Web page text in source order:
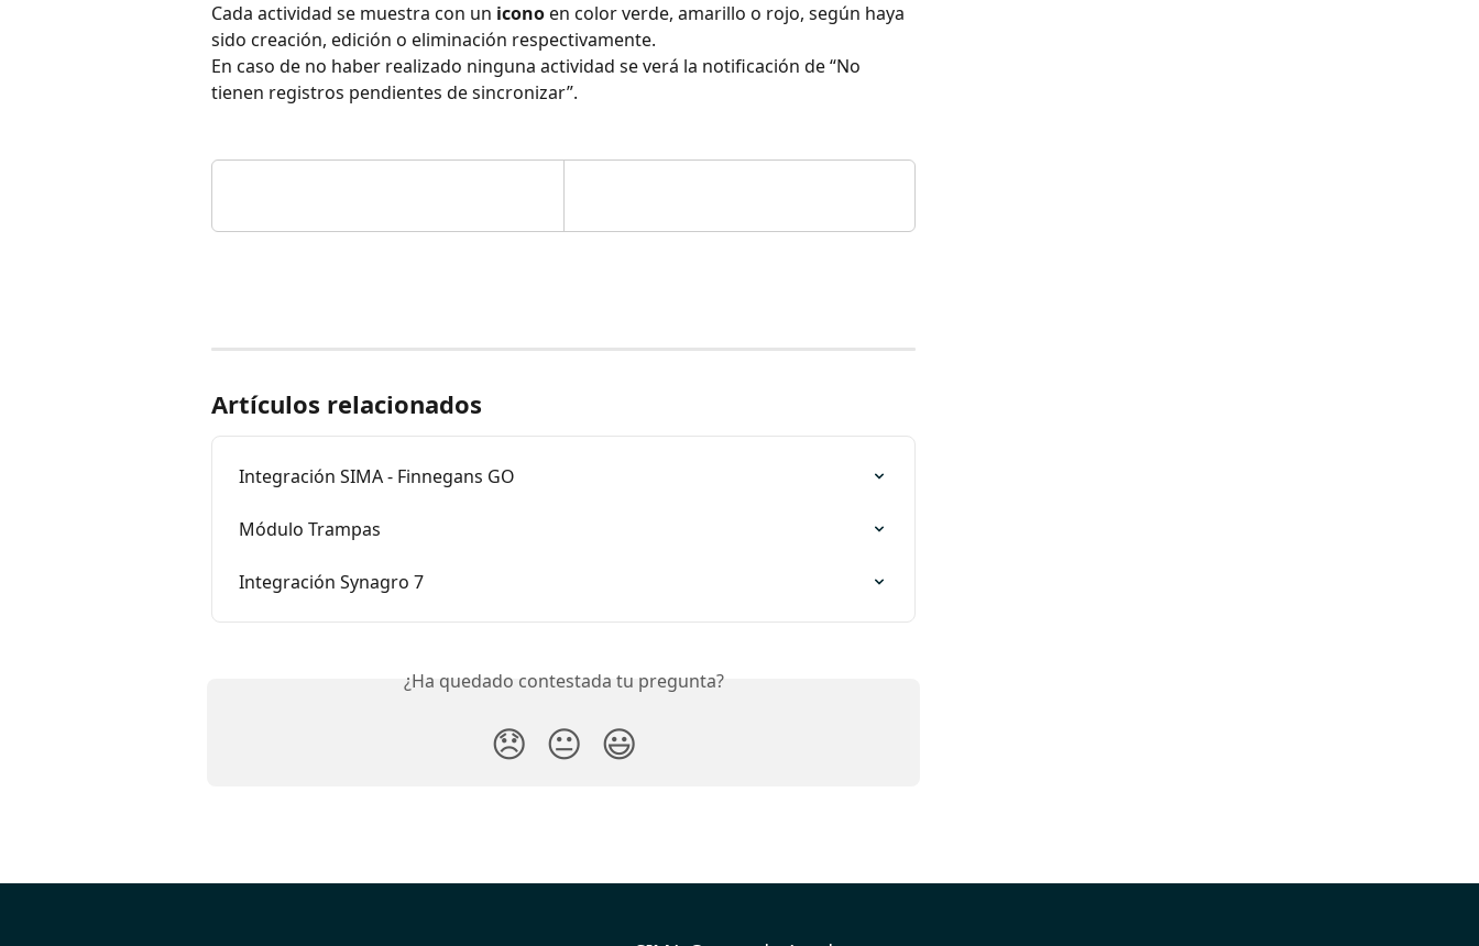
Cada actividad se muestra con un icono en color verde, amarillo o rojo, según haya
sido creación, edición o eliminación respectivamente.
En caso de no haber realizado ninguna actividad se verá la notificación de “No
tienen registros pendientes de sincronizar”.
Artículos relacionados
Integración SIMA - Finnegans GO
Módulo Trampas
Integración Synagro 7
¿Ha quedado contestada tu pregunta?
😞 😐 😃